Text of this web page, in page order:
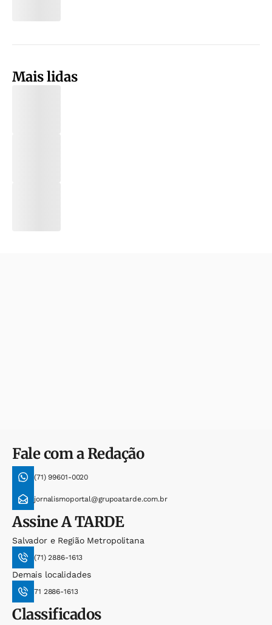
Mais lidas
Fale com a Redação
(71) 99601-0020
jornalismoportal@grupoatarde.com.br
AssineA TARDE
Salvador e Região Metropolitana
(71) 2886-1613
Demais localidades
71 2886-1613
Classificados